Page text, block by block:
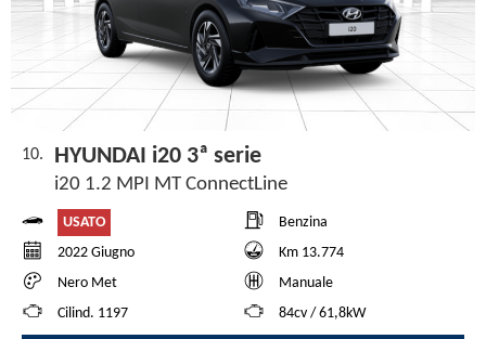
10. HYUNDAI i20 3ª serie
i20 1.2 MPI MT ConnectLine
USATO
Benzina
2022 Giugno
Km 13.774
Nero Met
Manuale
Cilind. 1197
84cv / 61,8kW